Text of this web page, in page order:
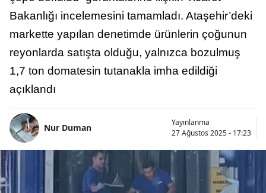
Bakanlığı incelemesini tamamladı. Ataşehir’deki
markette yapılan denetimde ürünlerin çoğunun
reyonlarda satışta olduğu, yalnızca bozulmuş
1,7 ton domatesin tutanakla imha edildiği
açıklandı
Nur Duman
Yayınlanma
27 Ağustos 2025 - 17:23